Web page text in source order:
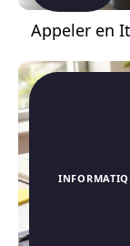
Appeler en